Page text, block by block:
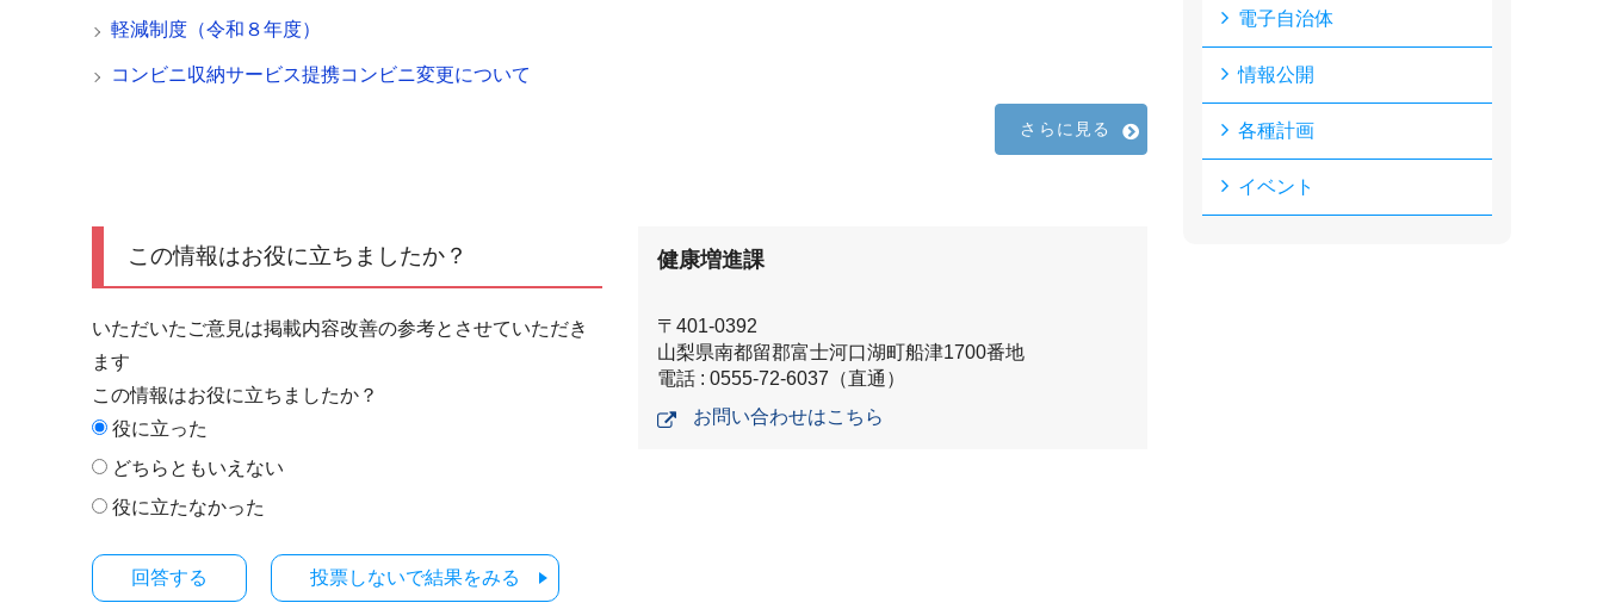
軽減制度（令和８年度）
コンビニ収納サービス提携コンビニ変更について
さらに見る
この情報はお役に立ちましたか？
いただいたご意見は掲載内容改善の参考とさせていただき
ます
この情報はお役に立ちましたか？
役に立った
どちらともいえない
役に立たなかった
投票しないで結果をみる
健康増進課
〒401-0392
山梨県南都留郡富士河口湖町船津1700番地
電話 : 0555-72-6037（直通）
お問い合わせはこちら
電子自治体
情報公開
各種計画
イベント